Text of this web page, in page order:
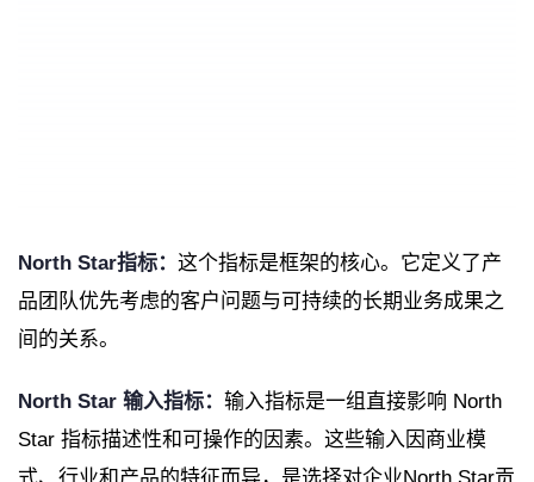
North Star指标： 这个指标是框架的核心。它定义了产
品团队优先考虑的客户问题与可持续的长期业务成果之
间的关系。
North Star 输入指标： 输入指标是一组直接影响 North
Star 指标描述性和可操作的因素。这些输入因商业模
式、行业和产品的特征而异，是选择对企业North Star贡